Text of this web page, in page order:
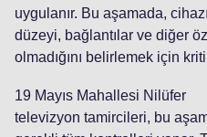
uygulanır. Bu aşamada,
düzeyi, bağlantılar ve diğer
olmadığını belirlemek için
19 Mayıs Mahallesi Nilüfer
televizyon tamircileri, bu